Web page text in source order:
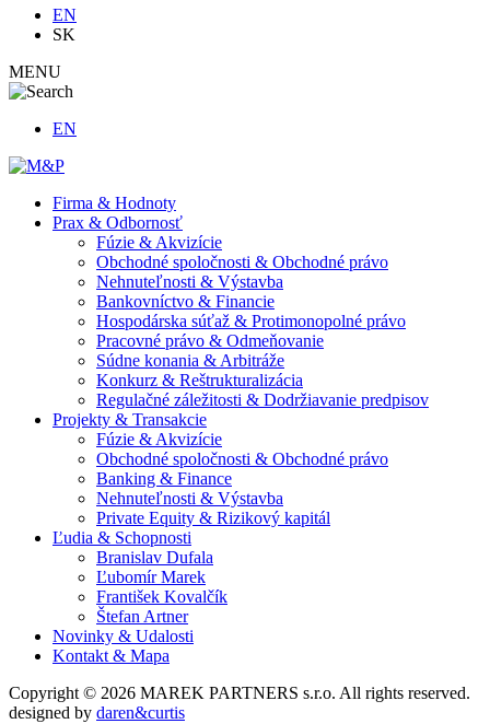
EN
SK
MENU
EN
Firma & Hodnoty
Prax & Odbornosť
Fúzie & Akvizície
Obchodné spoločnosti & Obchodné právo
Nehnuteľnosti & Výstavba
Bankovníctvo & Financie
Hospodárska súťaž & Protimonopolné právo
Pracovné právo & Odmeňovanie
Súdne konania & Arbitráže
Konkurz & Reštrukturalizácia
Regulačné záležitosti & Dodržiavanie predpisov
Projekty & Transakcie
Fúzie & Akvizície
Obchodné spoločnosti & Obchodné právo
Banking & Finance
Nehnuteľnosti & Výstavba
Private Equity & Rizikový kapitál
Ľudia & Schopnosti
Branislav Dufala
Ľubomír Marek
František Kovalčík
Štefan Artner
Novinky & Udalosti
Kontakt & Mapa
Copyright © 2026 MAREK PARTNERS s.r.o. All rights reserved.
designed by daren&curtis